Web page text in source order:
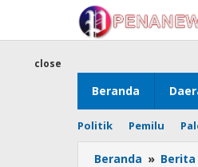
content
Beranda
Politik Pemilu
close
Beranda » Berita